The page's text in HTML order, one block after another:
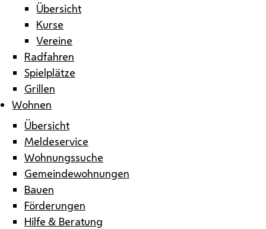
Übersicht
Kurse
Vereine
Radfahren
Spielplätze
Grillen
Wohnen
Übersicht
Meldeservice
Wohnungssuche
Gemeindewohnungen
Bauen
Förderungen
Hilfe & Beratung